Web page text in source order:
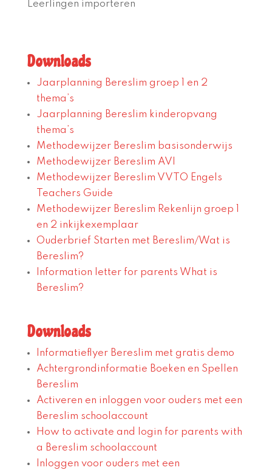
Leerlingen importeren
Downloads
Jaarplanning Bereslim groep 1 en 2
thema’s
Jaarplanning Bereslim kinderopvang
thema’s
Methodewijzer Bereslim basisonderwijs
Methodewijzer Bereslim AVI
Methodewijzer Bereslim VVTO Engels
Teachers Guide
Methodewijzer Bereslim Rekenlijn groep 1
en 2 inkijkexemplaar
Ouderbrief Starten met Bereslim/Wat is
Bereslim?
Information letter for parents What is
Bereslim?
Downloads
Informatieflyer Bereslim met gratis demo
Achtergrondinformatie Boeken en Spellen
Bereslim
Activeren en inloggen voor ouders met een
Bereslim schoolaccount
How to activate and login for parents with
a Bereslim schoolaccount
Inloggen voor ouders met een